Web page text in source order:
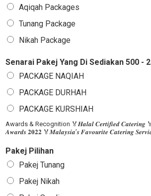
Aqiqah Packages
Tunang Package
Nikah Package
Senarai Pakej Yang Di Sediakan 500 -
PACKAGE NAQIAH
PACKAGE DURHAH
PACKAGE KURSHIAH
Awards & Recognition 🏅𝑯𝒂𝒍𝒂𝒍 𝑪𝒆𝒓𝒕𝒊𝒇𝒊𝒆𝒅
𝑨𝒘𝒂𝒓𝒅𝒔 𝟐𝟎𝟐𝟐 🏅𝑴𝒂𝒍𝒂𝒚𝒔𝒊𝒂’𝒔 𝑭𝒂𝒗𝒐𝒖𝒓𝒊𝒕𝒆 𝑪𝒂𝒕𝒆𝒓𝒊𝒏𝒈
Pakej Pilihan
Pakej Tunang
Pakej Nikah